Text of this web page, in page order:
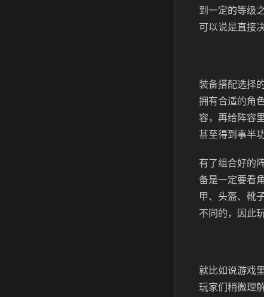
到一定的等级
可以说是直接
装备搭配选择
拥有合适的角
容，再给阵容
甚至得到事半
有了组合好的
备是一定要看
甲、头盔、靴
不同的，因此
就比如说游戏
玩家们稍微理